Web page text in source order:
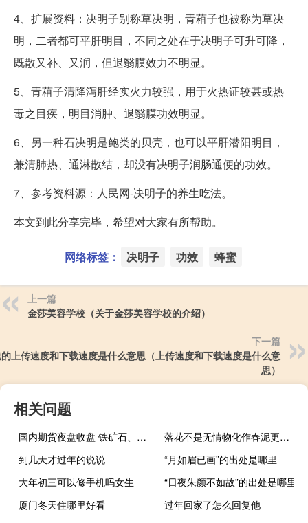
4、扩展资料：决明子别称草决明，青葙子也被称为草决
明，二者都可平肝明目，不同之处在于决明子可升可降，
既散又补、又润，但退翳膜效力不明显。
5、青葙子清降泻肝经实火力较强，用于火热证较甚或热
毒之目疾，明目消肿、退翳膜功效明显。
6、另一种石决明是鲍类的贝壳，也可以平肝潜阳明目，
兼清肺热、通淋散结，却没有决明子润肠通便的功效。
7、参考资料源：人民网-决明子的养生吃法。
本文到此分享完毕，希望对大家有所帮助。
网络标签： 决明子 功效 蜂蜜
上一篇
金莎美容学校（关于金莎美容学校的介绍）
下一篇
上传速度和下载速度是什么意思（上传速度和下载速度是什么意
思）
相关问题
国内期货夜盘收盘 铁矿石、焦煤跌超2%
落花不是无情物化作春泥更护花是什么诗（落花不是无情物化作春泥更护花的意思）
到几天才过年的说说
“月如眉已画”的出处是哪里
大年初三可以修手机吗女生
“日夜朱颜不如故”的出处是哪里
厦门冬天住哪里好看
过年回家了怎么回复他